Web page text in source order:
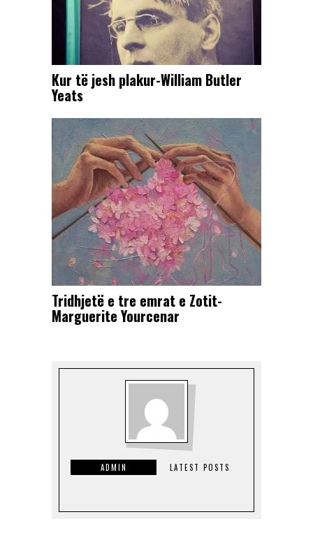
Kur të jesh plakur-William Butler
Yeats
Tridhjetë e tre emrat e Zotit-
Marguerite Yourcenar
ADMIN LATEST POSTS